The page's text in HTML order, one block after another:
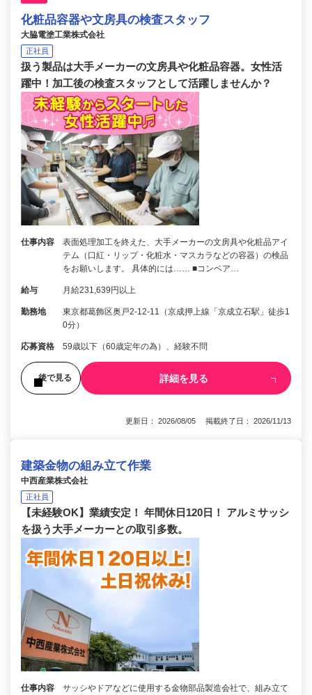
化粧品容器や文房具の検査スタッフ
大脇電塗工業株式会社
正社員
扱う製品は大手メーカーの文房具や化粧品容器。女性活
躍中！加工後の検査スタッフとして活躍しませんか？
仕事内容
表面処理加工を終えた、大手メーカーの文房具や化粧品アイ
テム（口紅・リップ・化粧水・マスカラなどの容器）の検品
をお願いします。 具体的には…… ■コンベア…
給与 月給231,639円以上
勤務地
東京都葛飾区奥戸2-12-11（京成押上線「京成立石駅」徒歩1
0分）
応募資格 59歳以下（60歳定年の為）、経験不問
後で見る 詳細を見る
更新日： 2026/08/05 掲載終了日： 2026/11/13
建築金物の組み立て作業
中西産業株式会社
正社員
【未経験OK】業績安定！ 年間休日120日！ アルミサッシ
を扱う大手メーカーとの取引多数。
仕事内容
サッシやドアなどに使用する金物部品製造会社で、組み立て